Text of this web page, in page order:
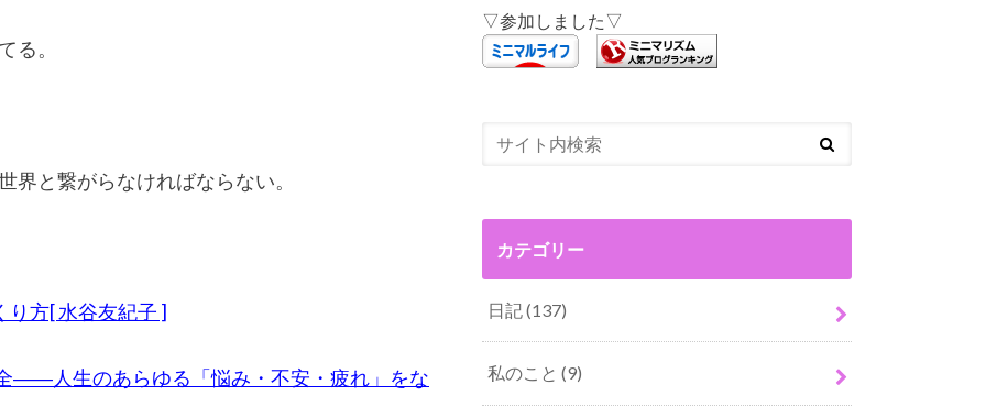
る。
界と繋がらなければならない。
方[ 水谷友紀子 ]
――人生のあらゆる「悩み・不安・疲れ」をな
▽参加しました▽
カテゴリー
日記(137)
私のこと (9)